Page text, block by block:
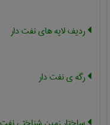
ردیف لایه های نفت دار
رگه ی نفت دار